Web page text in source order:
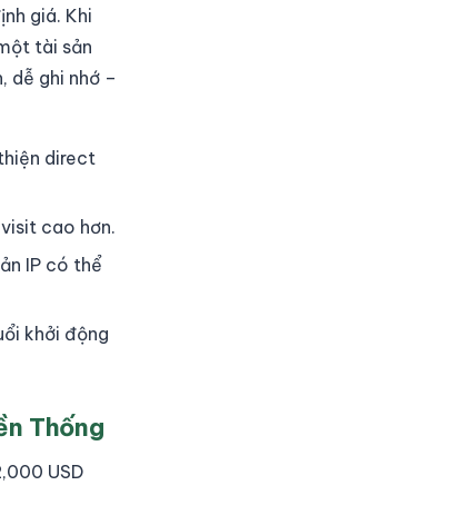
giá. Khi
tài sản
dễ ghi nhớ –
direct
cao hơn.
IP có thể
khởi động
Thống
USD